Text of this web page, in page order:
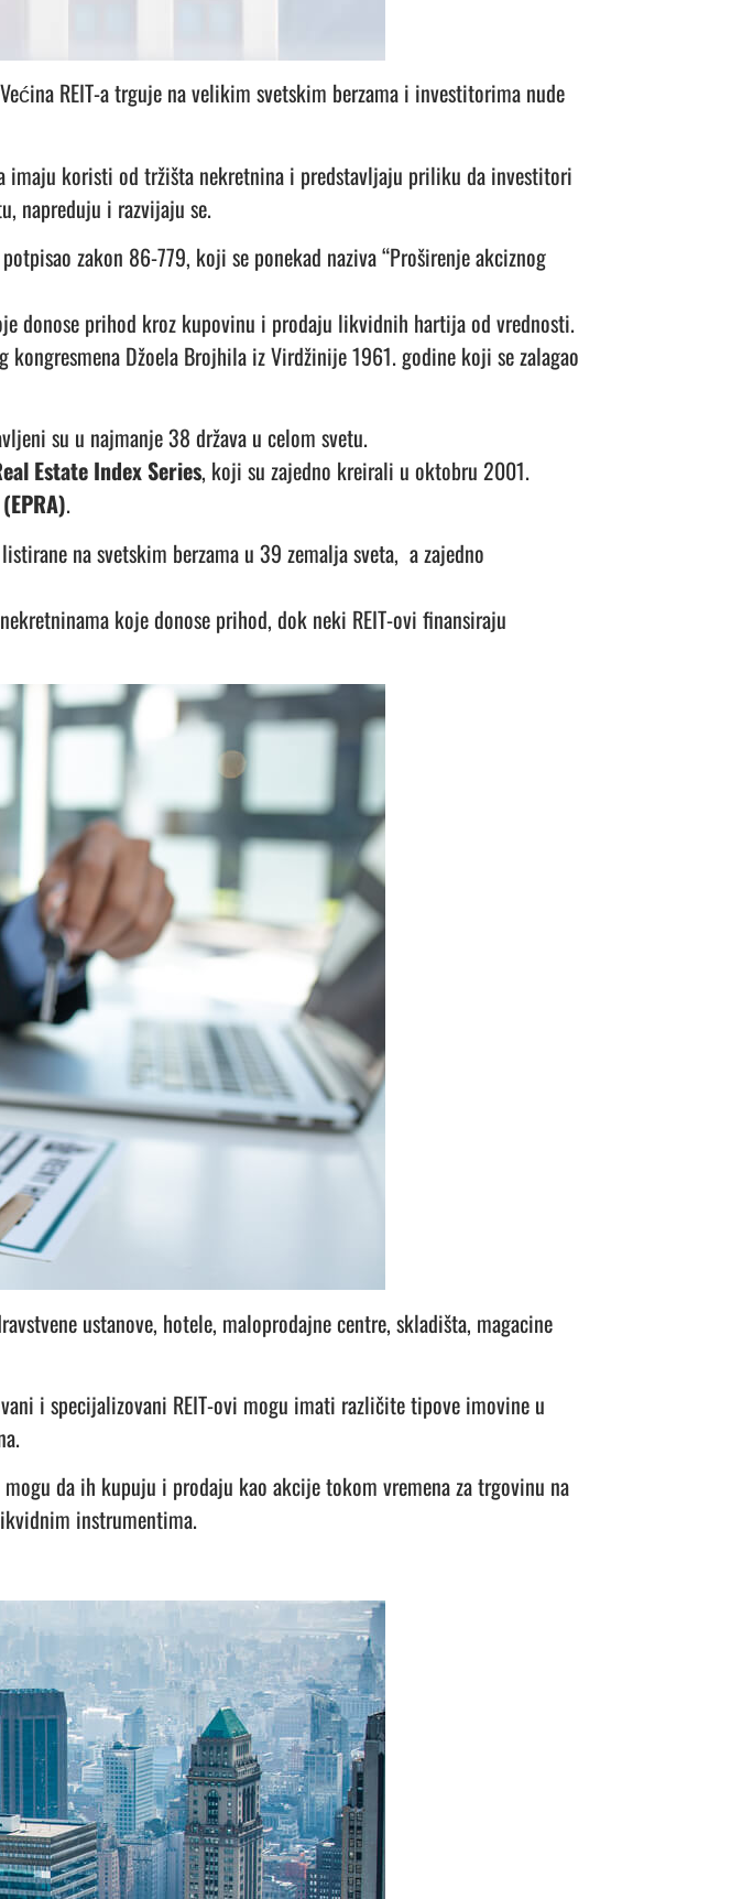
Većina REIT-a trguje na velikim svetskim berzama i investitorima nude
imaju koristi od tržišta nekretnina i predstavljaju priliku da investitori
napreduju i razvijaju se.
zakon 86-779, koji se ponekad naziva “Proširenje akciznog
donose prihod kroz kupovinu i prodaju likvidnih hartija od vrednosti.
Džoela Brojhila iz Virdžinije 1961. godine koji se zalagao
su u najmanje 38 država u celom svetu.
Estate Index Series, koji su zajedno kreirali u oktobru 2001.
.
na svetskim berzama u 39 zemalja sveta, a zajedno
koje donose prihod, dok neki REIT-ovi finansiraju
ustanove, hotele, maloprodajne centre, skladišta, magacine
i specijalizovani REIT-ovi mogu imati različite tipove imovine u
da ih kupuju i prodaju kao akcije tokom vremena za trgovinu na
instrumentima.